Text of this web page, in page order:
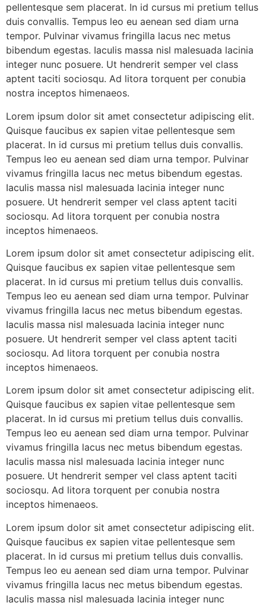
pellentesque sem placerat. In id cursus mi pretium tellus
duis convallis. Tempus leo eu aenean sed diam urna
tempor. Pulvinar vivamus fringilla lacus nec metus
bibendum egestas. Iaculis massa nisl malesuada lacinia
integer nunc posuere. Ut hendrerit semper vel class
aptent taciti sociosqu. Ad litora torquent per conubia
nostra inceptos himenaeos.
Lorem ipsum dolor sit amet consectetur adipiscing elit.
Quisque faucibus ex sapien vitae pellentesque sem
placerat. In id cursus mi pretium tellus duis convallis.
Tempus leo eu aenean sed diam urna tempor. Pulvinar
vivamus fringilla lacus nec metus bibendum egestas.
Iaculis massa nisl malesuada lacinia integer nunc
posuere. Ut hendrerit semper vel class aptent taciti
sociosqu. Ad litora torquent per conubia nostra
inceptos himenaeos.
Lorem ipsum dolor sit amet consectetur adipiscing elit.
Quisque faucibus ex sapien vitae pellentesque sem
placerat. In id cursus mi pretium tellus duis convallis.
Tempus leo eu aenean sed diam urna tempor. Pulvinar
vivamus fringilla lacus nec metus bibendum egestas.
Iaculis massa nisl malesuada lacinia integer nunc
posuere. Ut hendrerit semper vel class aptent taciti
sociosqu. Ad litora torquent per conubia nostra
inceptos himenaeos.
Lorem ipsum dolor sit amet consectetur adipiscing elit.
Quisque faucibus ex sapien vitae pellentesque sem
placerat. In id cursus mi pretium tellus duis convallis.
Tempus leo eu aenean sed diam urna tempor. Pulvinar
vivamus fringilla lacus nec metus bibendum egestas.
Iaculis massa nisl malesuada lacinia integer nunc
posuere. Ut hendrerit semper vel class aptent taciti
sociosqu. Ad litora torquent per conubia nostra
inceptos himenaeos.
Lorem ipsum dolor sit amet consectetur adipiscing elit.
Quisque faucibus ex sapien vitae pellentesque sem
placerat. In id cursus mi pretium tellus duis convallis.
Tempus leo eu aenean sed diam urna tempor. Pulvinar
vivamus fringilla lacus nec metus bibendum egestas.
Iaculis massa nisl malesuada lacinia integer nunc